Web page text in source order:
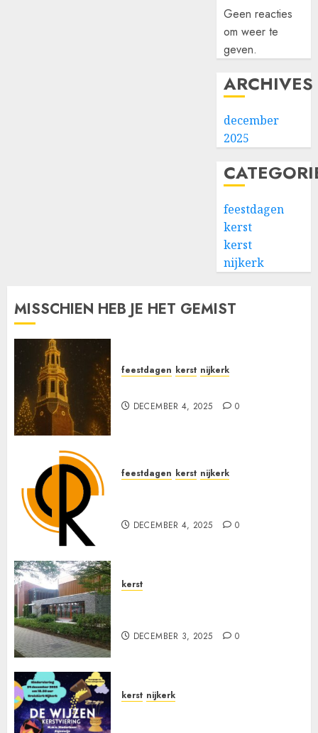
Geen reacties
om weer te
geven.
ARCHIVES
december
2025
feestdagen
kerst
kerst
nijkerk
MISSCHIEN HEB JE HET GEMIST
feestdagen kerst nijkerk
DECEMBER 4, 2025 0
feestdagen kerst nijkerk
DECEMBER 4, 2025 0
kerst
DECEMBER 3, 2025 0
kerst nijkerk